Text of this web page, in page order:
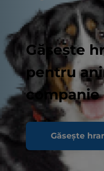
Găsește
pentru
companie
Găsește
Când începe să
să nu-i dați câinelui
Dar știați că